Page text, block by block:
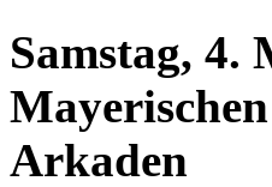
Samstag, 4.
Arkaden